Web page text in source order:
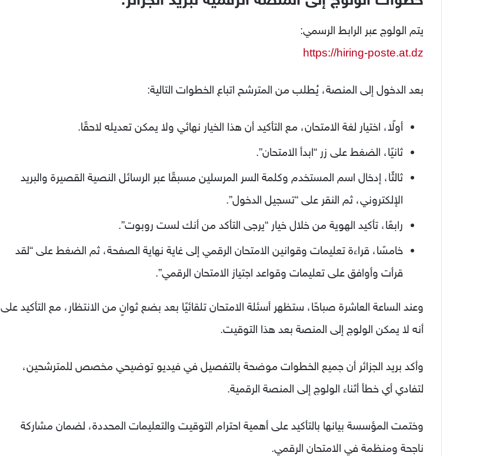
يتم الولوج عبر الرابط الرسمي:
https://hiring-poste.at.dz
بعد الدخول إلى المنصة، يُطلب من المترشح اتباع الخطوات التالية:
أولًا، اختيار لغة الامتحان، مع التأكيد أن هذا الخيار نهائي ولا يمكن تعديله لاحقًا.
ثانيًا، الضغط على زر “ابدأ الامتحان”.
ثالثًا، إدخال اسم المستخدم وكلمة السر المرسلين مسبقًا عبر الرسائل النصية القصيرة والبريد
الإلكتروني، ثم النقر على “تسجيل الدخول”.
رابعًا، تأكيد الهوية من خلال خيار “يرجى التأكد من أنك لست روبوت”.
خامسًا، قراءة تعليمات وقوانين الامتحان الرقمي إلى غاية نهاية الصفحة، ثم الضغط على “لقد
قرأت وأوافق على تعليمات وقواعد اجتياز الامتحان الرقمي”.
وعند الساعة العاشرة صباحًا، ستظهر أسئلة الامتحان تلقائيًا بعد بضع ثوانٍ من الانتظار، مع التأكيد على
أنه لا يمكن الولوج إلى المنصة بعد هذا التوقيت.
وأكد بريد الجزائر أن جميع الخطوات موضحة بالتفصيل في فيديو توضيحي مخصص للمترشحين،
لتفادي أي خطأ أثناء الولوج إلى المنصة الرقمية.
وختمت المؤسسة بيانها بالتأكيد على أهمية احترام التوقيت والتعليمات المحددة، لضمان مشاركة
ناجحة ومنظمة في الامتحان الرقمي.